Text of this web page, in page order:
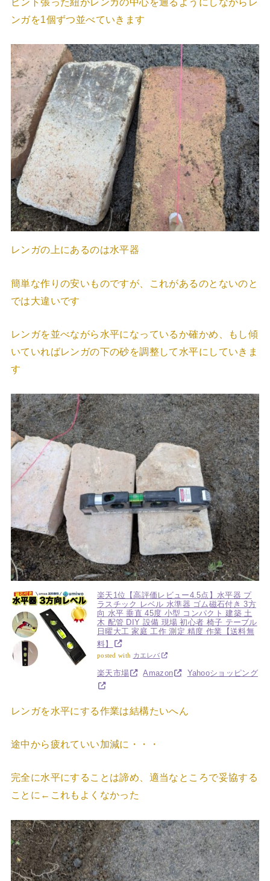
ンガを1個ずつ並べていきます
レンガの上にあるのは水平器
簡単な作りの安いものですが、これがあるのとないのと
では大違いです
レンガを並べながら水平になっているか確かめ、もし傾
いていればレンガの下の砂を調整して水平にしていきま
す
楽天1位【高評価レビュー4.5点】水平器 プ
ラスチック レベル 水準器 ゴム磁石付き 3方
向 水平 垂直 45度 小型 コンパクト 建築 土
木 配管 DIY 設備 現場 初心者 椅子 テーブル
日曜大工 家庭 工作 測定 精度 作業【送料無
料】
posted with カエレバ
楽天市場 Amazon Yahooショッピング
レンガを水平にする作業は結構たいへん
途中から疲れていい加減に・・・
完全に水平にすることは諦め、適当なところで妥協する
ことに←これもよくなかった